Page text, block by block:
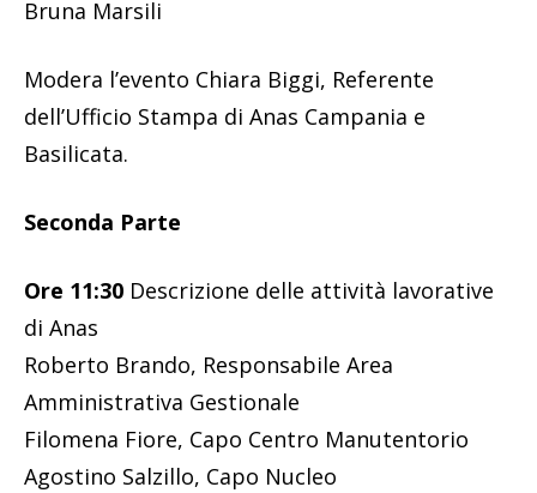
Bruna Marsili
Modera l’evento Chiara Biggi, Referente
dell’Ufficio Stampa di Anas Campania e
Basilicata.
Seconda Parte
Ore 11:30 Descrizione delle attività lavorative
di Anas
Roberto Brando, Responsabile Area
Amministrativa Gestionale
Filomena Fiore, Capo Centro Manutentorio
Agostino Salzillo, Capo Nucleo